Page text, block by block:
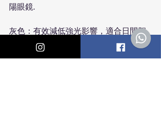
陽眼鏡.
灰色：有效減低強光影響，適合日間駕
駛配戴及保留自然色彩。